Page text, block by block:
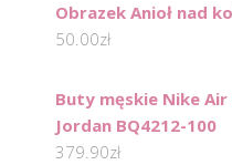
Obrazek Anioł nad
50.00zł
Buty męskie Nike
Jordan BQ4212-100
379.90zł